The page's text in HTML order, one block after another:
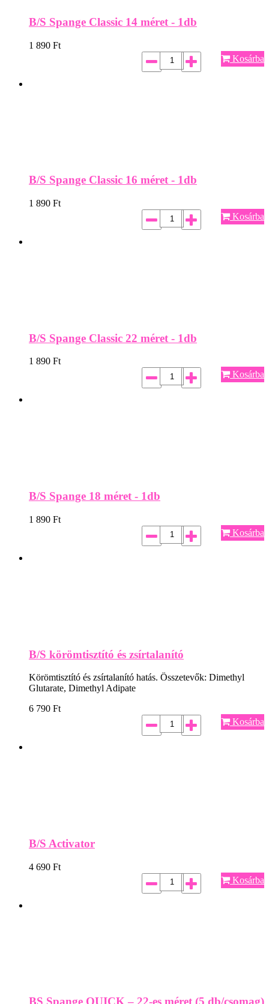
B/S Spange Classic 14 méret - 1db
1 890 Ft
Kosárba
B/S Spange Classic 16 méret - 1db
1 890 Ft
Kosárba
B/S Spange Classic 22 méret - 1db
1 890 Ft
Kosárba
B/S Spange 18 méret - 1db
1 890 Ft
Kosárba
B/S körömtisztító és zsírtalanító
Körömtisztító és zsírtalanító hatás. Összetevők: Dimethyl
Glutarate, Dimethyl Adipate
6 790 Ft
Kosárba
B/S Activator
4 690 Ft
Kosárba